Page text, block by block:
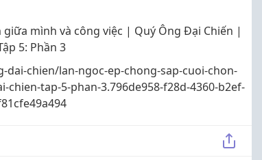
mình và công việc | Quý Ông Đại Chiến |
5: Phần 3
chien/lan-ngoc-ep-chong-sap-cuoi-chon-
chien-tap-5-phan-3.796de958-f28d-4360-b2ef-